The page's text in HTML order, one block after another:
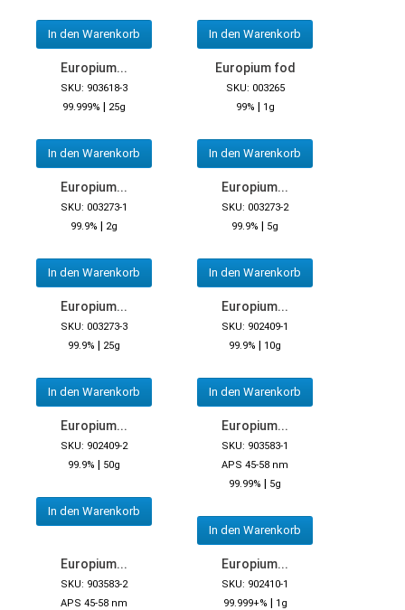
In den Warenkorb In den Warenkorb
Europium...
SKU: 903618-3
99.999% | 25g
In den Warenkorb
Europium fod
SKU: 003265
99% | 1g
In den Warenkorb
Europium...
SKU: 003273-1
99.9% | 2g
In den Warenkorb
Europium...
SKU: 003273-2
99.9% | 5g
In den Warenkorb
Europium...
SKU: 003273-3
99.9% | 25g
In den Warenkorb
Europium...
SKU: 902409-1
99.9% | 10g
In den Warenkorb
Europium...
SKU: 902409-2
99.9% | 50g
In den Warenkorb
Europium...
SKU: 903583-1
APS 45-58 nm
99.99% | 5g
In den Warenkorb
Europium...
SKU: 903583-2
APS 45-58 nm
Europium...
SKU: 902410-1
99.999+% | 1g